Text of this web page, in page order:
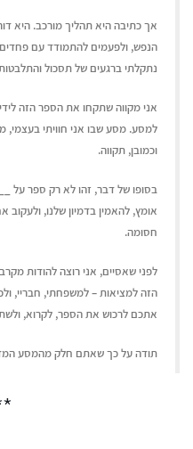
אך כתיבה היא תהליך מורכב. היא
הנפש, ולפעמים להתמודד עם
נתקלתי ברגעים של תסכול
אני מקווה שתקחו את הספר הזה
למסע. מסע שבו אני חוויתי בעצמי,
וכמובן, תקווה.
בסופו של דבר, זהו לא רק ספר על
אומץ, להאמין בדמיון שלנו,
חסומה.
לפני שאסיים, אני רוצה להודות
הזה למציאות – למשפחתי, חבריי,
אתכם לרכוש את הספר, לקרוא,
תודה על כך שאתם חלק מהמסע